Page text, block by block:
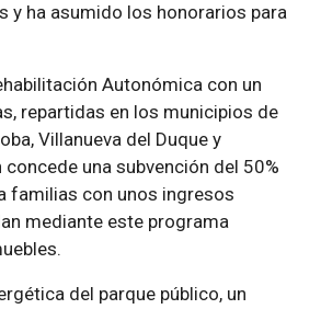
y ha asumido los honorarios para
Autonómica con un
repartidas en los municipios de
Villanueva del Duque y
una subvención del 50%
familias con unos ingresos
mediante este programa
del parque público, un